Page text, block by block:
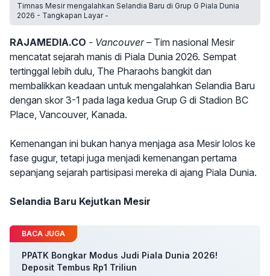
Timnas Mesir mengalahkan Selandia Baru di Grup G Piala Dunia
2026 - Tangkapan Layar -
RAJAMEDIA.CO - Vancouver –Tim nasional Mesir
mencatat sejarah manis di Piala Dunia 2026. Sempat
tertinggal lebih dulu, The Pharaohs bangkit dan
membalikkan keadaan untuk mengalahkan Selandia Baru
dengan skor 3-1 pada laga kedua Grup G di Stadion BC
Place, Vancouver, Kanada.
Kemenangan ini bukan hanya menjaga asa Mesir lolos ke
fase gugur, tetapi juga menjadi kemenangan pertama
sepanjang sejarah partisipasi mereka di ajang Piala Dunia.
Selandia Baru Kejutkan Mesir
BACA JUGA
PPATK Bongkar Modus Judi Piala Dunia 2026!
Deposit Tembus Rp1 Triliun